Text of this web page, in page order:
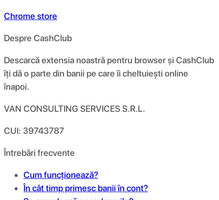
Chrome store
Despre CashClub
Descarcă extensia noastră pentru browser și CashClub
îți dă o parte din banii pe care îi cheltuiești online
înapoi.
VAN CONSULTING SERVICES S.R.L.
CUI: 39743787
Întrebări frecvente
Cum funcționează?
În cât timp primesc banii în cont?